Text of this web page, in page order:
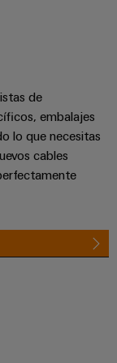
de
embalajes
lo que necesitas
cables